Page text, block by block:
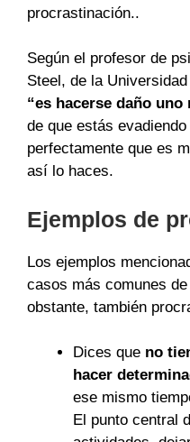
procrastinación..
Según el profesor de
Steel, de la
“es hacerse daño uno
de que estás
perfectamente que es
así lo haces.
Ejemplos de
Los ejemplos
casos más comunes
obstante, también
Dices que no
hacer
ese mismo
El punto central